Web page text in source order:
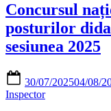
Concursul
posturilor
sesiunea 2025
on
30/07/202504/08/
Inspector